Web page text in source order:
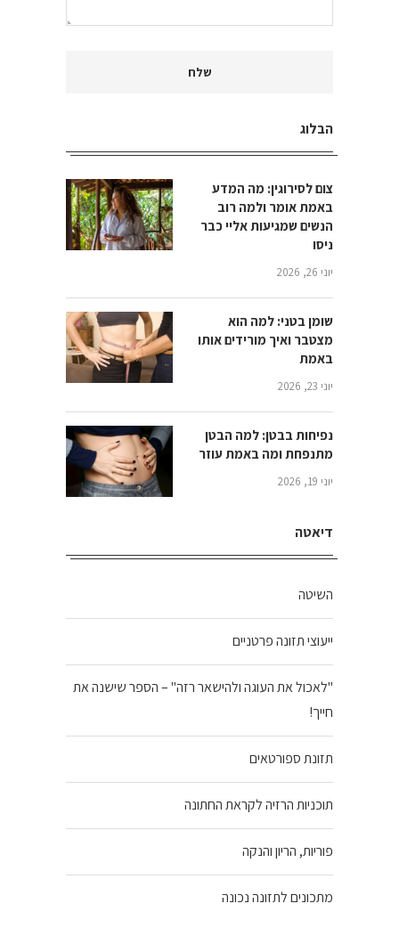
הבלוג
צום לסירוגין: מה המדע
באמת אומר ולמה רוב
הנשים שמגיעות אליי כבר
ניסו
יוני 26, 2026
שומן בטני: למה הוא
מצטבר ואיך מורידים אותו
באמת
יוני 23, 2026
נפיחות בבטן: למה הבטן
מתנפחת ומה באמת עוזר
יוני 19, 2026
דיאטה
השיטה
ייעוצי תזונה פרטניים
"לאכול את העוגה ולהישאר רזה" – הספר שישנה את
חייך!
תזונת ספורטאים
תוכניות הרזיה לקראת החתונה
פוריות, הריון והנקה
מתכונים לתזונה נכונה